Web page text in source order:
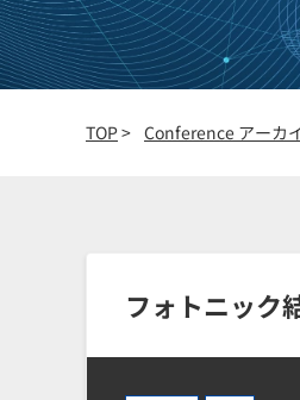
TOP> Conference アーカ
フォトニック